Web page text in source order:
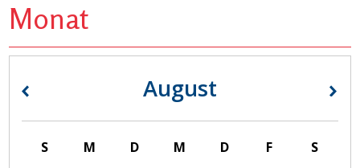
Monat
August
« »
S M D M D F
S